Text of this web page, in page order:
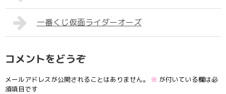
一番くじ仮面ライダーオーズ
コメントをどうぞ
メールアドレスが公開されることはありません。 ※ が付いている欄は必
須項目です